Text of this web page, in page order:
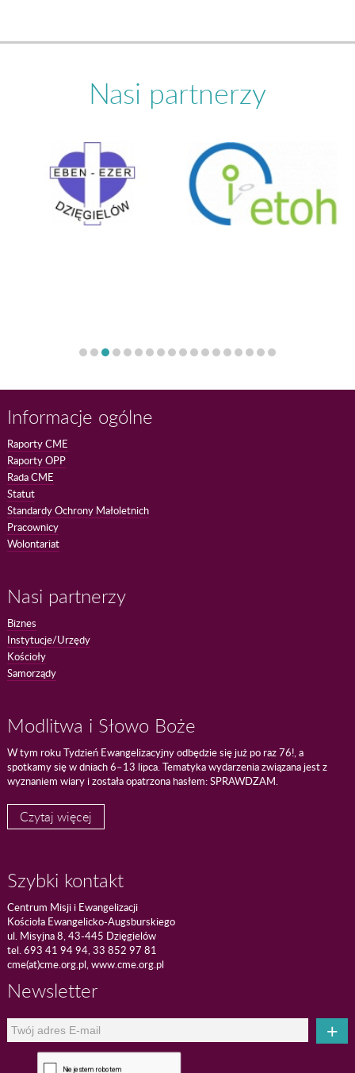
Nasi partnerzy
Informacje ogólne
Raporty CME
Raporty OPP
Rada CME
Statut
Standardy Ochrony Małoletnich
Pracownicy
Wolontariat
Nasi partnerzy
Biznes
Instytucje/Urzędy
Kościoły
Samorządy
Modlitwa i Słowo Boże
W tym roku Tydzień Ewangelizacyjny odbędzie się już po raz 76!, a
spotkamy się w dniach 6–13 lipca. Tematyka wydarzenia związana jest z
wyznaniem wiary i została opatrzona hasłem: SPRAWDZAM.
Czytaj więcej
Szybki kontakt
Centrum Misji i Ewangelizacji
Kościoła Ewangelicko-Augsburskiego
ul. Misyjna 8, 43-445 Dzięgielów
tel. 693 41 94 94, 33 852 97 81
cme(at)cme.org.pl, www.cme.org.pl
Newsletter
+